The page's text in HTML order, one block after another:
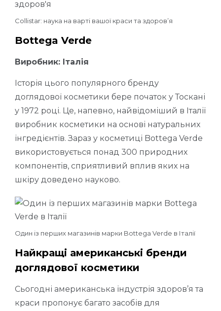
Collistar: наука на варті вашої краси та здоров’я
Bottega Verde
Виробник: Італія
Історія цього популярного бренду
доглядової косметики бере початок у Тоскані
у 1972 році. Це, напевно, найвідоміший в Італії
виробник косметики на основі натуральних
інгредієнтів. Зараз у косметиці Bottega Verde
використовується понад 300 природних
компонентів, сприятливий вплив яких на
шкіру доведено науково.
Один із перших магазинів марки Bottega Verde в Італії
Найкращі американські бренди
доглядової косметики
Сьогодні американська індустрія здоров’я та
краси пропонує багато засобів для